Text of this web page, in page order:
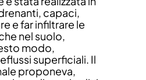
capaci,
e far infiltrare le
nel suolo,
modo,
superficiali. Il
proponeva,